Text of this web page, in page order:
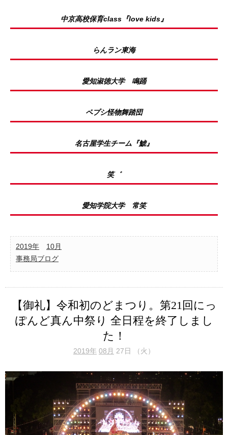
中京高校保育class『love kids』
らんラン東海
愛知淑徳大学 鳴踊
ペプシ怪物舞踏団
名古屋学生チーム『鯱』
笑゛
愛知学院大学 常笑
2019年
10月
事務局ブログ
【御礼】令和初のどまつり。第21回にっ
ぽんど真ん中祭り 全日程を終了しまし
た！
2019年 08月 27日 （火）